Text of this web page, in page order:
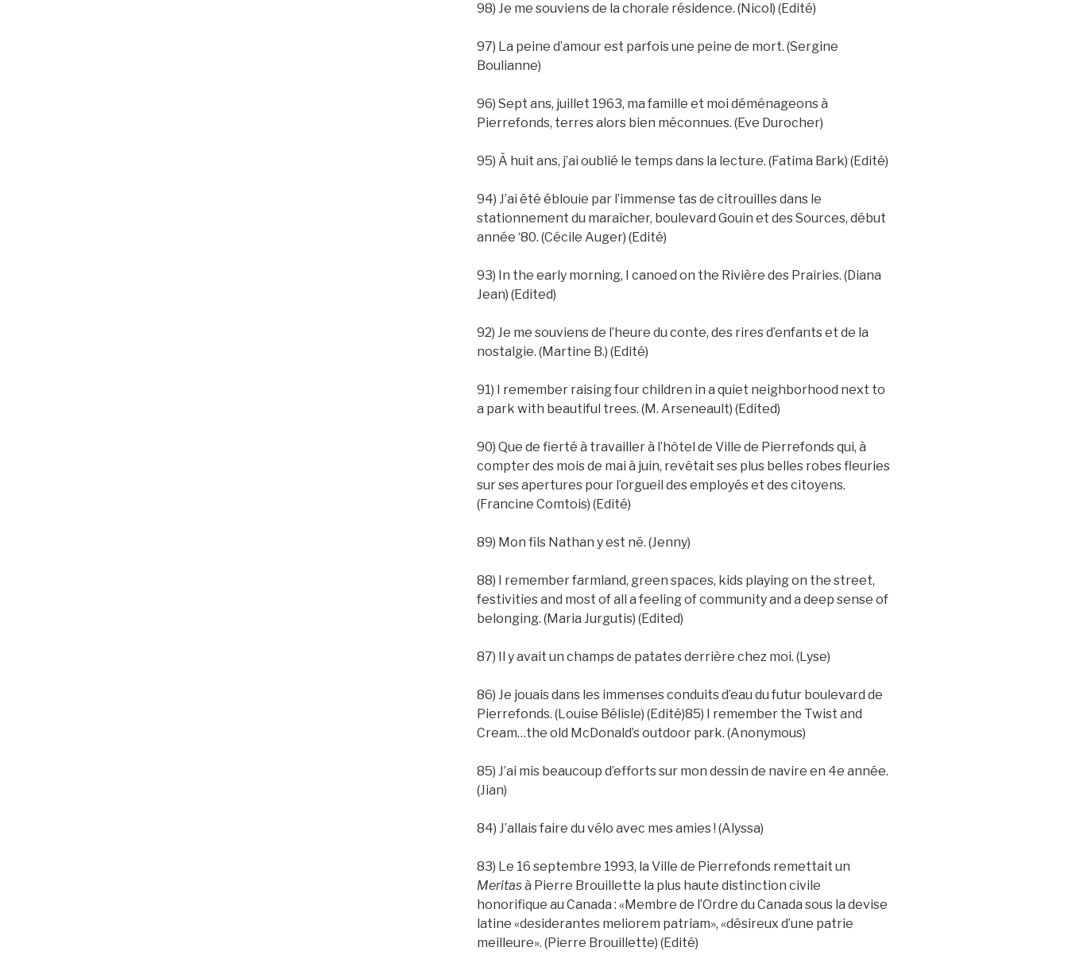
98) Je me souviens de la chorale résidence. (Nicol) (Edité)
97) La peine d’amour est parfois une peine de mort. (Sergine
Boulianne)
96) Sept ans, juillet 1963, ma famille et moi déménageons à
Pierrefonds, terres alors bien méconnues. (Eve Durocher)
95) À huit ans, j’ai oublié le temps dans la lecture. (Fatima Bark) (Edité)
94) J’ai été éblouie par l’immense tas de citrouilles dans le
stationnement du maraîcher, boulevard Gouin et des Sources, début
année ‘80. (Cécile Auger) (Edité)
93) In the early morning, I canoed on the Rivière des Prairies. (Diana
Jean) (Edited)
92) Je me souviens de l’heure du conte, des rires d’enfants et de la
nostalgie. (Martine B.) (Edité)
91) I remember raising four children in a quiet neighborhood next to
a park with beautiful trees. (M. Arseneault) (Edited)
90) Que de fierté à travailler à l’hôtel de Ville de Pierrefonds qui, à
compter des mois de mai à juin, revêtait ses plus belles robes fleuries
sur ses apertures pour l’orgueil des employés et des citoyens.
(Francine Comtois) (Edité)
89) Mon fils Nathan y est né. (Jenny)
88) I remember farmland, green spaces, kids playing on the street,
festivities and most of all a feeling of community and a deep sense of
belonging. (Maria Jurgutis) (Edited)
87) Il y avait un champs de patates derrière chez moi. (Lyse)
86) Je jouais dans les immenses conduits d’eau du futur boulevard de
Pierrefonds. (Louise Bélisle) (Edité)85) I remember the Twist and
Cream…the old McDonald’s outdoor park. (Anonymous)
85) J’ai mis beaucoup d’efforts sur mon dessin de navire en 4e année.
(Jian)
84) J’allais faire du vélo avec mes amies ! (Alyssa)
83) Le 16 septembre 1993, la Ville de Pierrefonds remettait un
Meritasà Pierre Brouillette la plus haute distinction civile
honorifique au Canada : «Membre de l’Ordre du Canada sous la devise
latine «desiderantes meliorem patriam», «désireux d’une patrie
meilleure». (Pierre Brouillette) (Edité)